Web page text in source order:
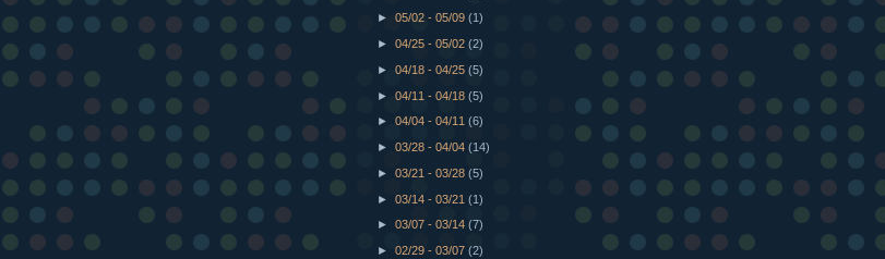
►05/02 - 05/09(1)
►04/25 - 05/02(2)
►04/18 - 04/25(5)
►04/11 - 04/18(5)
►04/04 - 04/11(6)
►03/28 - 04/04(14)
►03/21 - 03/28(5)
►03/14 - 03/21(1)
►03/07 - 03/14(7)
►02/29 - 03/07(2)